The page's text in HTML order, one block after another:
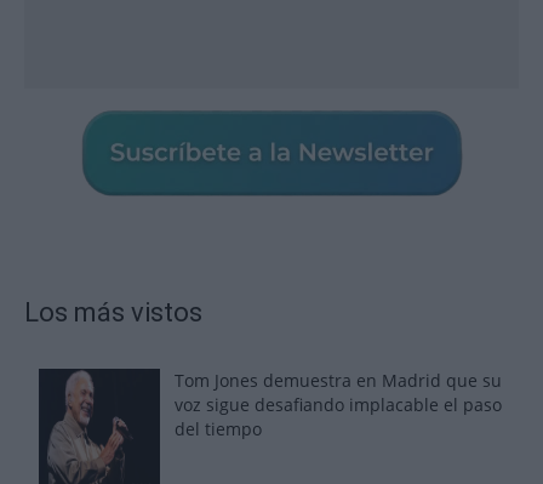
Los más vistos
Tom Jones demuestra en Madrid que su
voz sigue desafiando implacable el paso
del tiempo